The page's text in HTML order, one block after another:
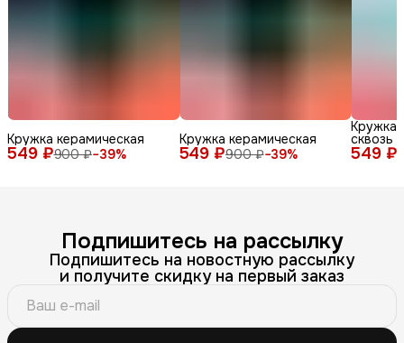
549 ₽900 ₽−39%
Кружка керамическая
549 ₽900 ₽−39%
Кружка керамическая
549 ₽
Кружка
сквозь
Подпишитесь на рассылку
Подпишитесь на новостную рассылку
и получите скидку на первый заказ